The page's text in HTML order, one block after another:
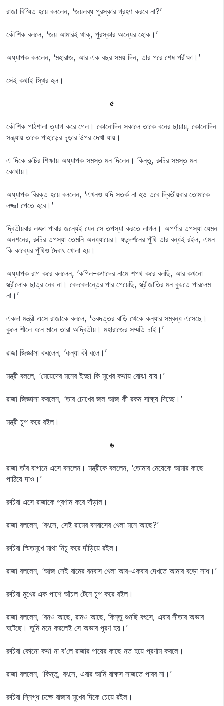
রাজা বিস্মিত হয়ে বললেন, ‘জয়লব্ধ পুরস্কার গ্রহণ করবে না?’
কৌশিক বললে, ‘জয় আমারই থাক্‌‍, পুরস্কার অন্যের হোক।’
অধ্যাপক বললেন, ‘মহারাজ, আর এক বছর সময় দিন, তার পরে শেষ পরীক্ষা।’
সেই কথাই স্থির হল।
৫
কৌশিক পাঠশালা ত্যাগ করে গেল। কোনোদিন সকালে তাকে বনের ছায়ায়, কোনোদিন
সন্ধ্যায় তাকে পাহাড়ের চূড়ার উপর দেখা যায়।
এ দিকে রুচির শিক্ষায় অধ্যাপক সমস্ত মন দিলেন। কিন্তু, রুচির সমস্ত মন
কোথায়।
অধ্যাপক বিরক্ত হয়ে বললেন, ‘এখনও যদি সতর্ক না হও তবে দ্বিতীয়বার তোমাকে
লজ্জা পেতে হবে।’
দ্বিতীয়বার লজ্জা পাবার জন্যেই যেন সে তপস্যা করতে লাগল। অপর্ণার তপস্যা যেমন
অনশনের, রুচির তপস্যা তেমনি অনধ্যায়ের। ষড়্‌‍দর্শনের পুঁথি তার বন্ধই রইল, এমন
কি কাব্যের পুঁথিও দৈবাৎ খোলা হয়।
অধ্যাপক রাগ করে বললেন, ‘কপিল-কণাদের নামে শপথ করে বলছি, আর কখনো
স্ত্রীলোক ছাত্র নেব না। বেদবেদান্তের পার পেয়েছি, স্ত্রীজাতির মন বুঝতে পারলেম
না।’
একদা মন্ত্রী এসে রাজাকে বললে, ‘ভবদত্তর বাড়ি থেকে কন্যার সম্বন্ধ এসেছে।
কুলে শীলে ধনে মানে তারা অদ্বিতীয়। মহারাজের সম্মতি চাই।’
রাজা জিজ্ঞাসা করলেন, ‘কন্যা কী বলে।’
মন্ত্রী বললে, ‘মেয়েদের মনের ইচ্ছা কি মুখের কথায় বোঝা যায়।’
রাজা জিজ্ঞাসা করলেন, ‘তার চোখের জল আজ কী রকম সাক্ষ্য দিচ্ছে।’
মন্ত্রী চুপ করে রইল।
৬
রাজা তাঁর বাগানে এসে বসলেন। মন্ত্রীকে বললেন, ‘তোমার মেয়েকে আমার কাছে
পাঠিয়ে দাও।’
রুচিরা এসে রাজাকে প্রণাম করে দাঁড়াল।
রাজা বললেন, ‘বৎসে, সেই রামের বনবাসের খেলা মনে আছে?’
রুচিরা স্মিতমুখে মাথা নিচু করে দাঁড়িয়ে রইল।
রাজা বললেন, ‘আজ সেই রামের বনবাস খেলা আর-একবার দেখতে আমার বড়ো সাধ।’
রুচিরা মুখের এক পাশে আঁচল টেনে চুপ করে রইল।
রাজা বললেন, ‘বনও আছে, রামও আছে, কিন্তু শুনছি বৎসে, এবার সীতার অভাব
ঘটেছে। তুমি মনে করলেই সে অভাব পূরণ হয়।’
রুচিরা কোনো কথা না ব’লে রাজার পায়ের কাছে নত হয়ে প্রণাম করলে।
রাজা বললেন, ‘কিন্তু, বৎসে, এবার আমি রাক্ষস সাজতে পারব না।’
রুচিরা স্নিগ্ধ চক্ষে রাজার মুখের দিকে চেয়ে রইল।